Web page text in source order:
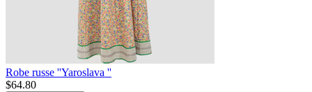
Robe russe ''Yaroslava ''
$64.80